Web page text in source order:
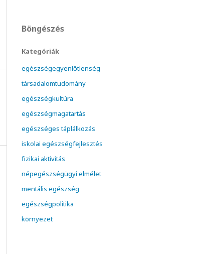
Böngészés
Kategóriák
egészségegyenlőtlenség
társadalomtudomány
egészségkultúra
egészségmagatartás
egészséges táplálkozás
iskolai egészségfejlesztés
fizikai aktivitás
népegészségügyi elmélet
mentális egészség
egészségpolitika
környezet